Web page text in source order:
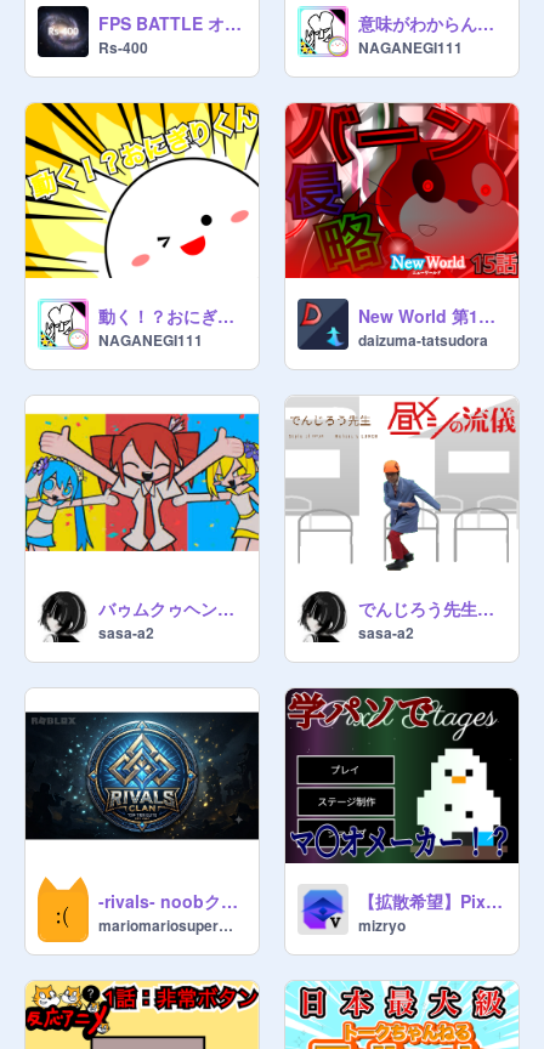
▣ 作品をいれる ◎
▣ 作品の削除 ✖︎　(自分のものは
OK)
▣ コメント欄での宣伝 ◎
▣ 雑談 ◯
▣ 荒らし ✖︎
▣ マネージャー要求 ✖︎
(↑重要)))))))))
ーーーーーーーーーーーーーーーー
❈マネージャーさんのルール
▣ マネージャーやキュレーターの削
▣ マネージャー昇格 ✖︎(勝手に)
▣ キュレーター招待 ◯
ーーーーーーーーーーーーーーーー
❈目標
❎作品数　10000越え
❎スタジオフォロワー　1000人越え
❎キュレーター数　1000人超え
❎スタジオ傾向(全て)  1p
❎スタジオ傾向•人気(自由)  1位
みんなで達成しよう！！
ーーーーーーーーーーーーーーーー
❈スタジオ情報
〈スタジオ所有者〉
▼@remisaku
FPS BATTLE オンライン
Rs-400
意味がわからんアニメ ネコVSゴボ
NAGANEGI111
動く！？おにぎりくん 1周年
NAGANEGI111
New World 第15話 バーン侵略
daizuma-tatsudora
バゥムクゥヘン・エンドロゥル / 雨良 feat.初音ミクVS重音テトVS亞北ネル(Baumkuchen End Credits / Amala ft.Miku vs Teto vs Neru)
sasa-a2
でんじろう先生昼飯の流儀
sasa-a2
-rivals- noobクラン
mariomariosupermario
【拡散希望】Pixel Stages
mizryo